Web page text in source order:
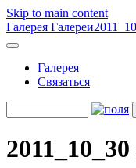
Skip to main content
Галерея Галереи
Галерея
Связаться